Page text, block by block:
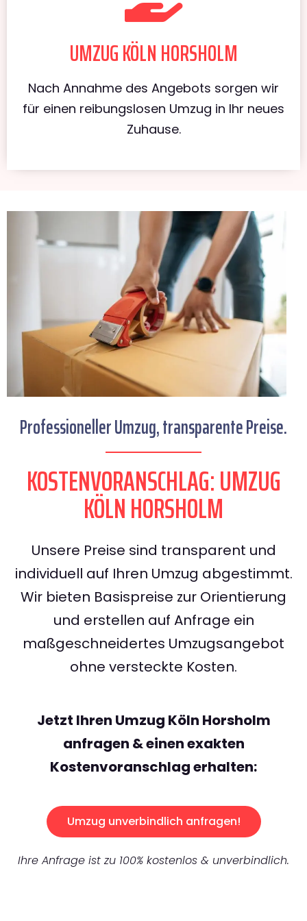
UMZUG KÖLN HORSHOLM
Nach Annahme des Angebots sorgen wir
für einen reibungslosen Umzug in Ihr neues
Zuhause.
Professioneller Umzug, transparente Preise.
KOSTENVORANSCHLAG: UMZUG
KÖLN HORSHOLM
Unsere Preise sind transparent und
individuell auf Ihren Umzug abgestimmt.
Wir bieten Basispreise zur Orientierung
und erstellen auf Anfrage ein
maßgeschneidertes Umzugsangebot
ohne versteckte Kosten.
Jetzt Ihren Umzug Köln Horsholm
anfragen & einen exakten
Kostenvoranschlag erhalten:
Umzug unverbindlich anfragen!
Ihre Anfrage ist zu 100% kostenlos & unverbindlich.